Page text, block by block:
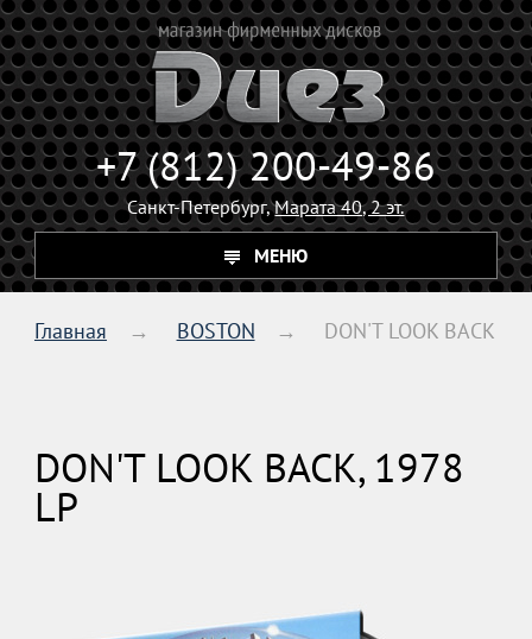
+7 (812) 200-49-86
Санкт-Петербург,Марата 40, 2 эт.
МЕНЮ
Главная BOSTON DON'T LOOK BACK
DON'T LOOK BACK, 1978
LP